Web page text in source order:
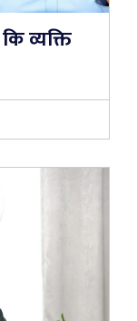
व्यक्ति